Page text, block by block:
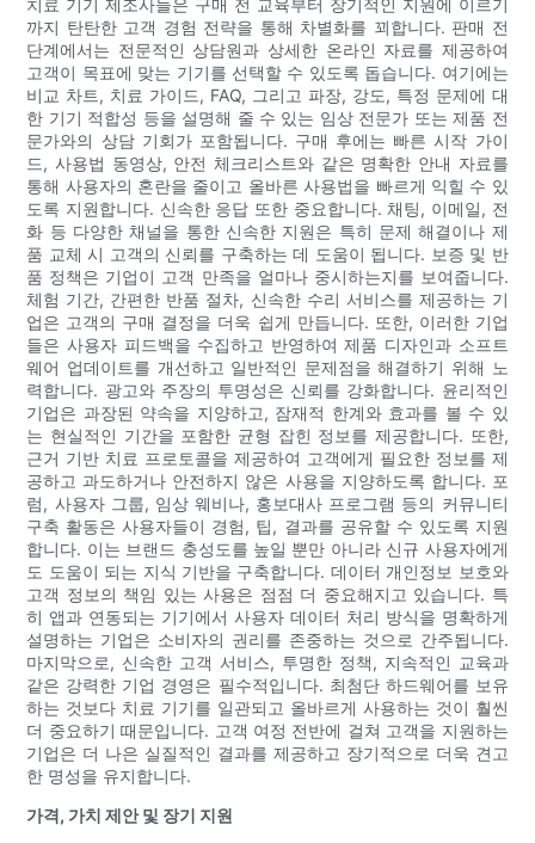
치료 기기 제조사들은 구매 전 교육부터 장기적인 지원에 이르기
까지 탄탄한 고객 경험 전략을 통해 차별화를 꾀합니다. 판매 전
단계에서는 전문적인 상담원과 상세한 온라인 자료를 제공하여
고객이 목표에 맞는 기기를 선택할 수 있도록 돕습니다. 여기에는
비교 차트, 치료 가이드, FAQ, 그리고 파장, 강도, 특정 문제에 대
한 기기 적합성 등을 설명해 줄 수 있는 임상 전문가 또는 제품 전
문가와의 상담 기회가 포함됩니다. 구매 후에는 빠른 시작 가이
드, 사용법 동영상, 안전 체크리스트와 같은 명확한 안내 자료를
통해 사용자의 혼란을 줄이고 올바른 사용법을 빠르게 익힐 수 있
도록 지원합니다. 신속한 응답 또한 중요합니다. 채팅, 이메일, 전
화 등 다양한 채널을 통한 신속한 지원은 특히 문제 해결이나 제
품 교체 시 고객의 신뢰를 구축하는 데 도움이 됩니다. 보증 및 반
품 정책은 기업이 고객 만족을 얼마나 중시하는지를 보여줍니다.
체험 기간, 간편한 반품 절차, 신속한 수리 서비스를 제공하는 기
업은 고객의 구매 결정을 더욱 쉽게 만듭니다. 또한, 이러한 기업
들은 사용자 피드백을 수집하고 반영하여 제품 디자인과 소프트
웨어 업데이트를 개선하고 일반적인 문제점을 해결하기 위해 노
력합니다. 광고와 주장의 투명성은 신뢰를 강화합니다. 윤리적인
기업은 과장된 약속을 지양하고, 잠재적 한계와 효과를 볼 수 있
는 현실적인 기간을 포함한 균형 잡힌 정보를 제공합니다. 또한,
근거 기반 치료 프로토콜을 제공하여 고객에게 필요한 정보를 제
공하고 과도하거나 안전하지 않은 사용을 지양하도록 합니다. 포
럼, 사용자 그룹, 임상 웨비나, 홍보대사 프로그램 등의 커뮤니티
구축 활동은 사용자들이 경험, 팁, 결과를 공유할 수 있도록 지원
합니다. 이는 브랜드 충성도를 높일 뿐만 아니라 신규 사용자에게
도 도움이 되는 지식 기반을 구축합니다. 데이터 개인정보 보호와
고객 정보의 책임 있는 사용은 점점 더 중요해지고 있습니다. 특
히 앱과 연동되는 기기에서 사용자 데이터 처리 방식을 명확하게
설명하는 기업은 소비자의 권리를 존중하는 것으로 간주됩니다.
마지막으로, 신속한 고객 서비스, 투명한 정책, 지속적인 교육과
같은 강력한 기업 경영은 필수적입니다. 최첨단 하드웨어를 보유
하는 것보다 치료 기기를 일관되고 올바르게 사용하는 것이 훨씬
더 중요하기 때문입니다. 고객 여정 전반에 걸쳐 고객을 지원하는
기업은 더 나은 실질적인 결과를 제공하고 장기적으로 더욱 견고
한 명성을 유지합니다.
가격, 가치 제안 및 장기 지원